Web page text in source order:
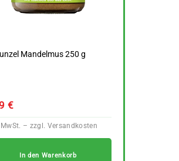
Mandelmus 250 g
€
In den Warenkorb